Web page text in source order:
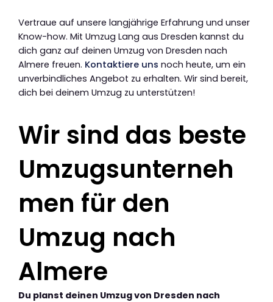
Vertraue auf unsere langjährige Erfahrung und unser
Know-how. Mit Umzug Lang aus Dresden kannst du
dich ganz auf deinen Umzug von Dresden nach
Almere freuen. Kontaktiere uns noch heute, um ein
unverbindliches Angebot zu erhalten. Wir sind bereit,
dich bei deinem Umzug zu unterstützen!
Wir sind das beste
Umzugsunterneh
men für den
Umzug nach
Almere
Du planst deinen Umzug von Dresden nach